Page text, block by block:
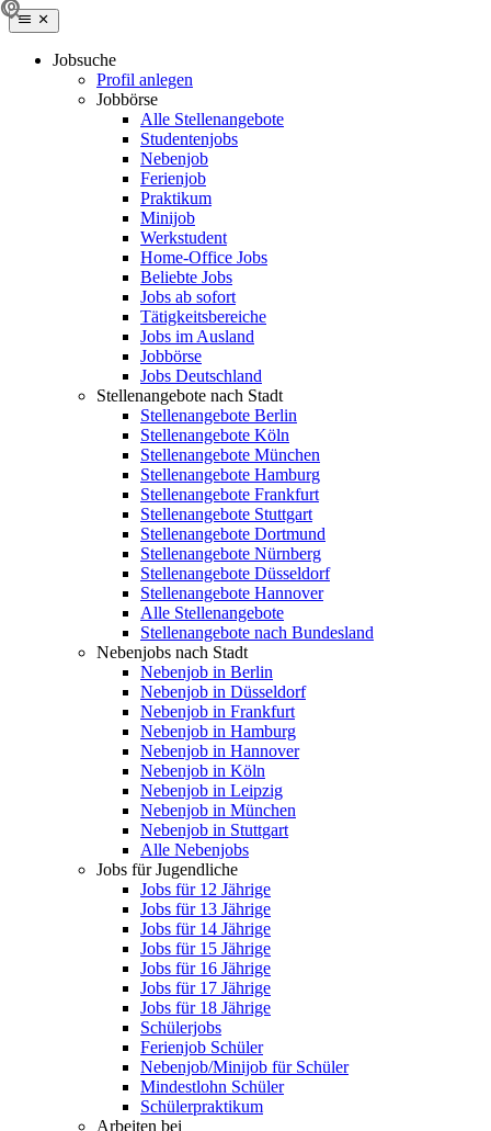
Jobsuche
Profil anlegen
Jobbörse
Alle Stellenangebote
Studentenjobs
Nebenjob
Ferienjob
Praktikum
Minijob
Werkstudent
Home-Office Jobs
Beliebte Jobs
Jobs ab sofort
Tätigkeitsbereiche
Jobs im Ausland
Jobbörse
Jobs Deutschland
Stellenangebote nach Stadt
Stellenangebote Berlin
Stellenangebote Köln
Stellenangebote München
Stellenangebote Hamburg
Stellenangebote Frankfurt
Stellenangebote Stuttgart
Stellenangebote Dortmund
Stellenangebote Nürnberg
Stellenangebote Düsseldorf
Stellenangebote Hannover
Alle Stellenangebote
Stellenangebote nach Bundesland
Nebenjobs nach Stadt
Nebenjob in Berlin
Nebenjob in Düsseldorf
Nebenjob in Frankfurt
Nebenjob in Hamburg
Nebenjob in Hannover
Nebenjob in Köln
Nebenjob in Leipzig
Nebenjob in München
Nebenjob in Stuttgart
Alle Nebenjobs
Jobs für Jugendliche
Jobs für 12 Jährige
Jobs für 13 Jährige
Jobs für 14 Jährige
Jobs für 15 Jährige
Jobs für 16 Jährige
Jobs für 17 Jährige
Jobs für 18 Jährige
Schülerjobs
Ferienjob Schüler
Nebenjob/Minijob für Schüler
Mindestlohn Schüler
Schülerpraktikum
Arbeiten bei